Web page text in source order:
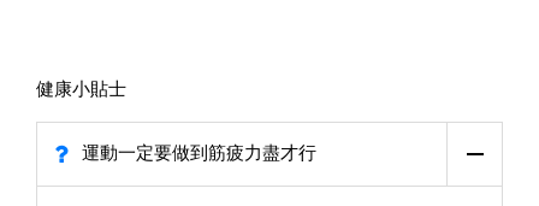
健康小貼士
運動一定要做到筋疲力盡才行